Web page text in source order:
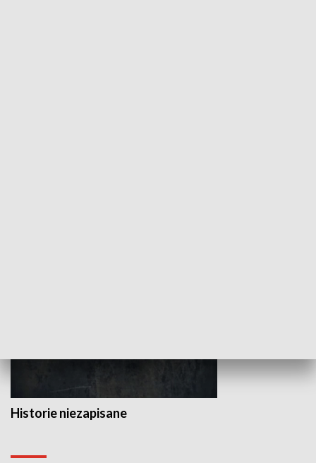
Historie niezapisane